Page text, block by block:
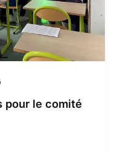
pour le comité